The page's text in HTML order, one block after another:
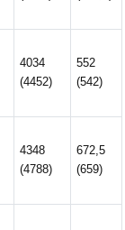
4034
(4452)
552
(542)
4348
(4788)
672,5
(659)